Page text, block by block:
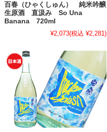
百春（ひゃくしゅん） 純米吟醸
生原酒 直汲み So Una
Banana 720ml
¥2,073(税込 ¥2,281)